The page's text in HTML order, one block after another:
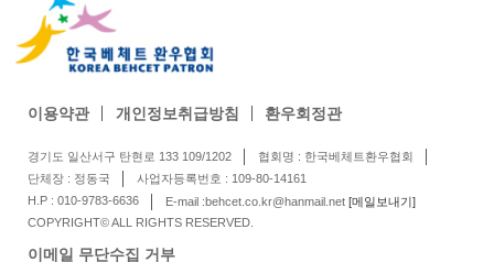
이용약관 개인정보취급방침 환우회정관
경기도 일산서구 탄현로 133 109/1202
협회명 : 한국베체트환우협회
단체장 : 정동국
사업자등록번호 : 109-80-14161
H.P : 010-9783-6636
E-mail :behcet.co.kr@hanmail.net [메일보내기]
COPYRIGHT© ALL RIGHTS RESERVED.
이메일 무단수집 거부